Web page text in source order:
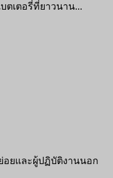
ตเตอรี่ที่ยาวนาน...
อยและผู้ปฏิบัติงานนอก